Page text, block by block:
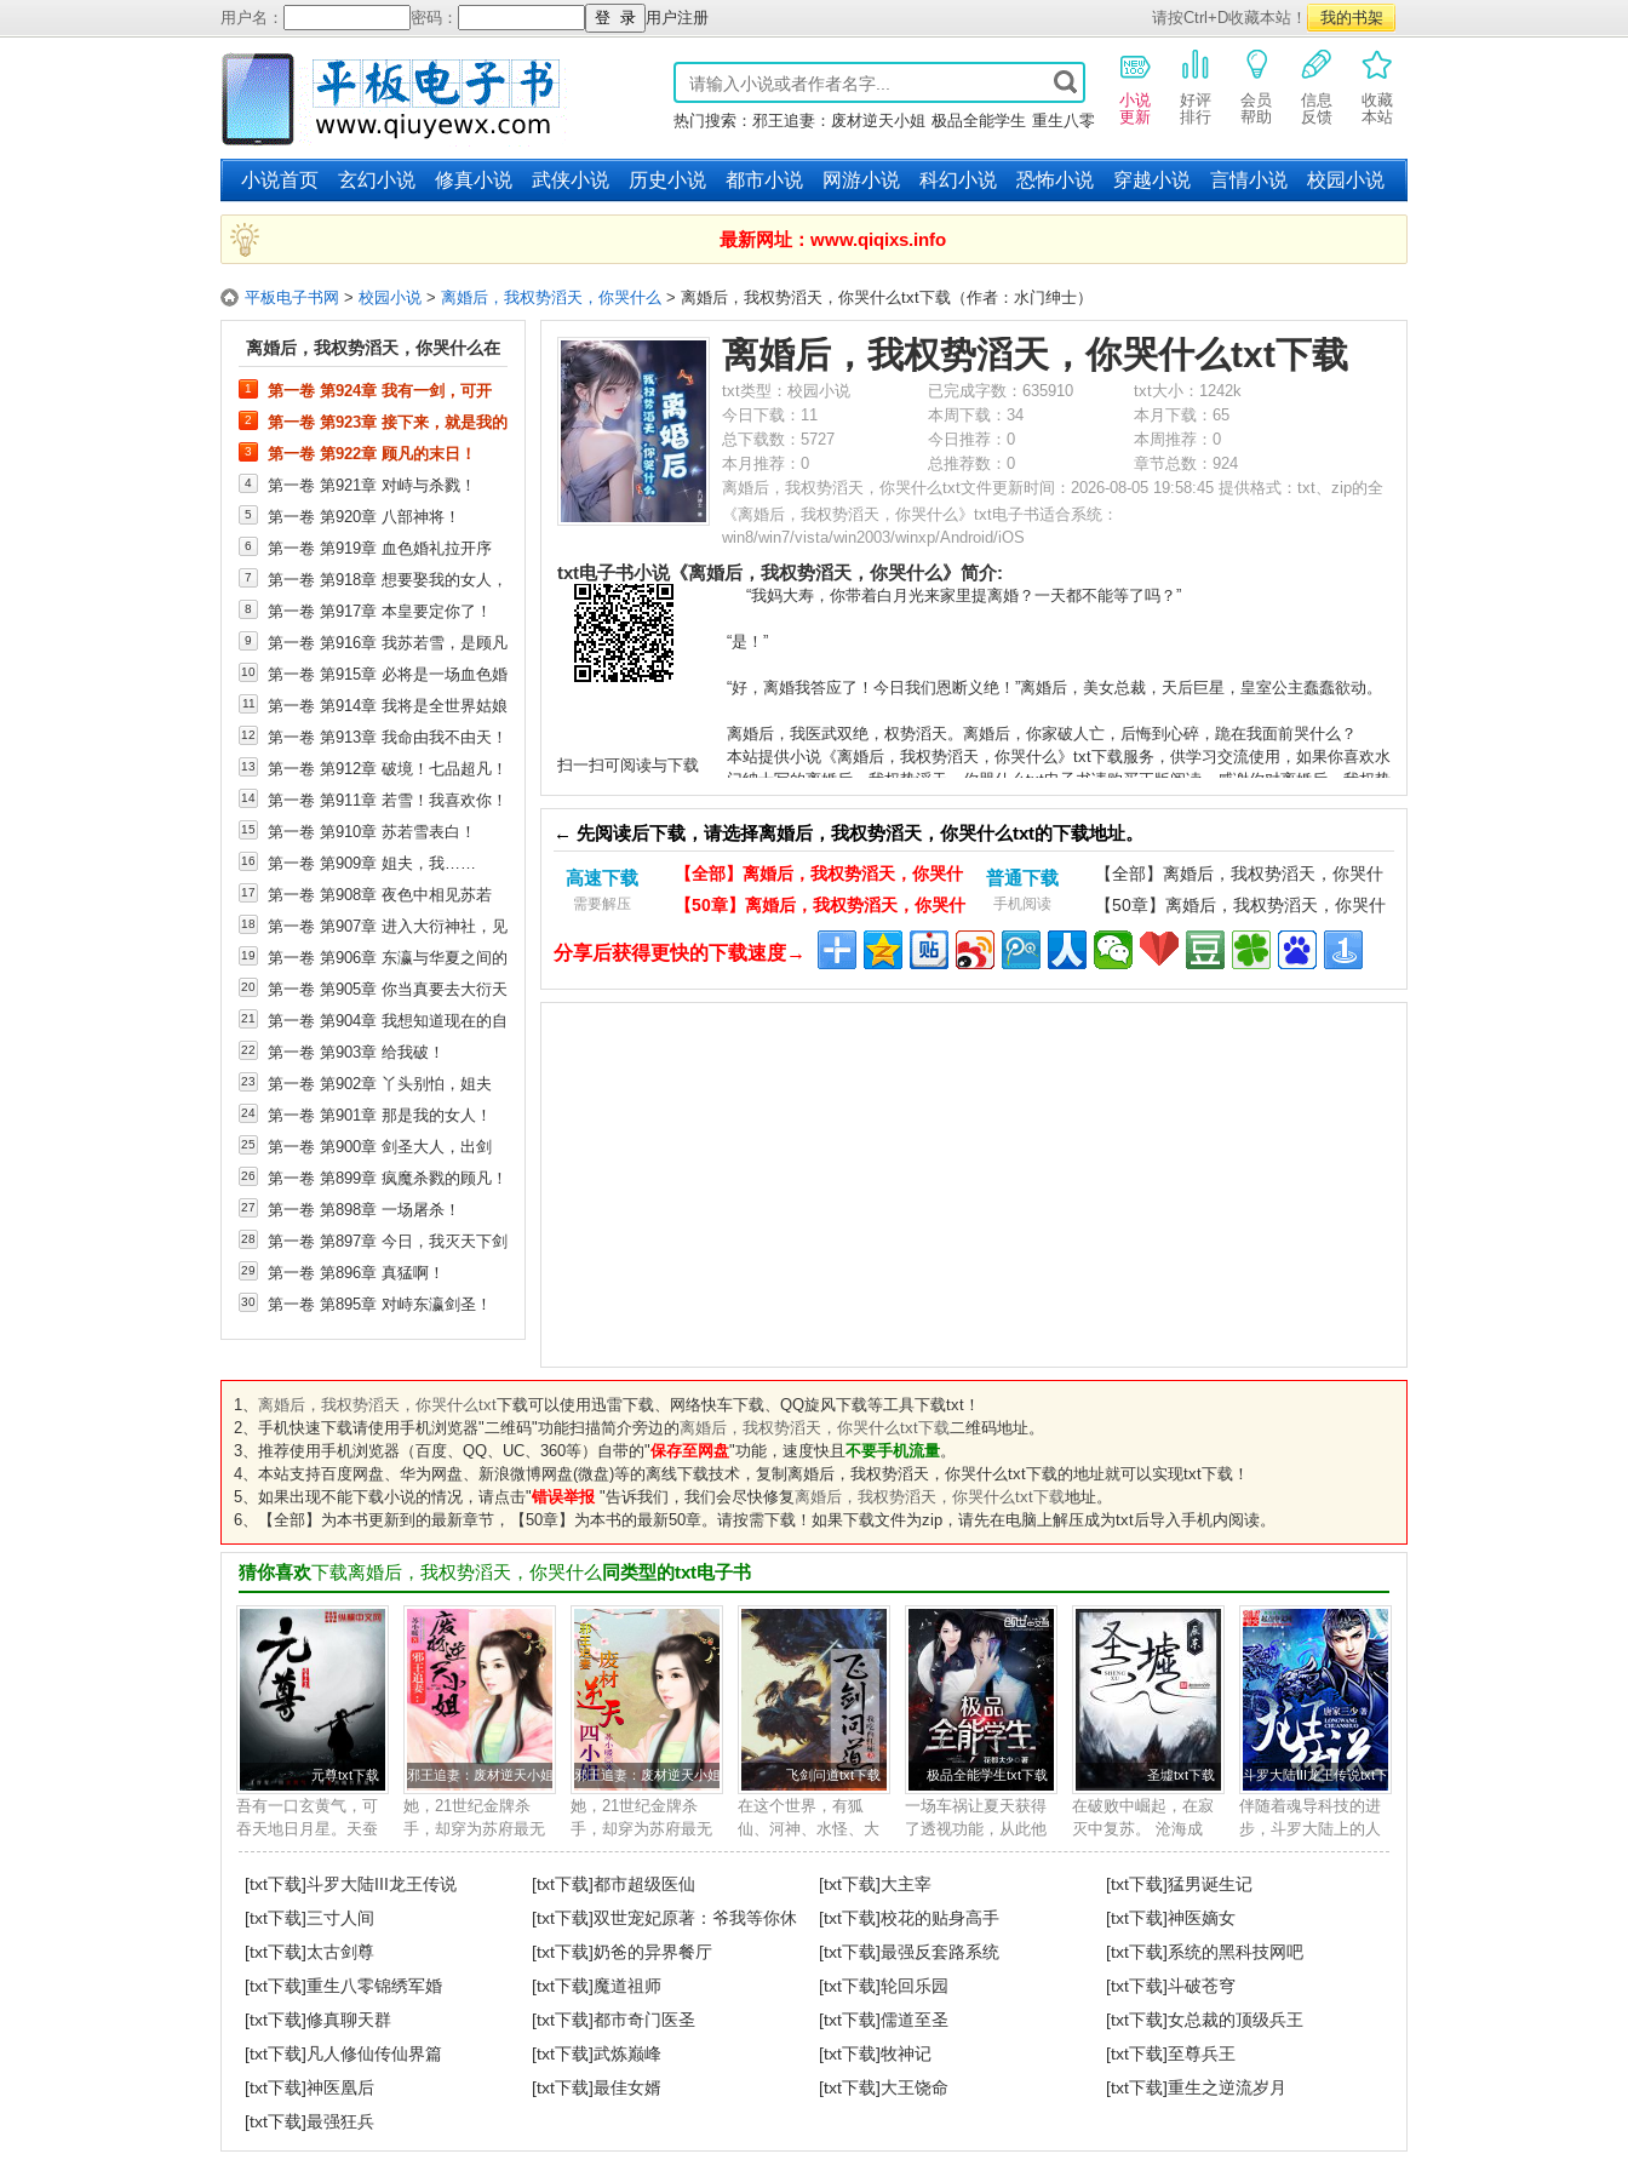
用户名： 密码： 用户注册 请按Ctrl+D收藏本站！ 我的书架
热门搜索： 邪王追妻：废材逆天小姐 极品全能学生 重生八零
锦绣军婚 万族之劫 斗破苍穹
小说
更新
好评
排行
会员
帮助
信息
反馈
收藏
本站
小说首页 玄幻小说 修真小说 武侠小说 历史小说 都市小说 网游小说 科幻小说 恐怖小说 穿越小说 言情小说 校园小说
最新网址：www.qiqixs.info
平板电子书网 > 校园小说 > 离婚后，我权势滔天，你哭什么 > 离婚后，我权势滔天，你哭什么txt下载（作者：水门绅士）
离婚后，我权势滔天，你哭什么在
线阅读
第一卷 第924章 我有一剑，可开
天！
1
第一卷 第923章 接下来，就是我的
杀戮时间！
2
第一卷 第922章 顾凡的末日！
3
第一卷 第921章 对峙与杀戮！
4
第一卷 第920章 八部神将！
5
第一卷 第919章 血色婚礼拉开序
幕！
6
第一卷 第918章 想要娶我的女人，
我顾凡，同意了吗！
7
第一卷 第917章 本皇要定你了！
8
第一卷 第916章 我苏若雪，是顾凡
的女人！
9
第一卷 第915章 必将是一场血色婚
礼！
10
第一卷 第914章 我将是全世界姑娘
都羡慕的女人！
11
第一卷 第913章 我命由我不由天！
12
第一卷 第912章 破境！七品超凡！
13
第一卷 第911章 若雪！我喜欢你！
14
第一卷 第910章 苏若雪表白！
15
第一卷 第909章 姐夫，我……
16
第一卷 第908章 夜色中相见苏若
雪！
17
第一卷 第907章 进入大衍神社，见
苏若雪！
18
第一卷 第906章 东瀛与华夏之间的
传送法阵！
19
第一卷 第905章 你当真要去大衍天
皇的大婚现场！
20
第一卷 第904章 我想知道现在的自
己有多强！
21
第一卷 第903章 给我破！
22
第一卷 第902章 丫头别怕，姐夫
在！
23
第一卷 第901章 那是我的女人！
24
第一卷 第900章 剑圣大人，出剑
吧！
25
第一卷 第899章 疯魔杀戮的顾凡！
26
第一卷 第898章 一场屠杀！
27
第一卷 第897章 今日，我灭天下剑
门！
28
第一卷 第896章 真猛啊！
29
第一卷 第895章 对峙东瀛剑圣！
30
离婚后，我权势滔天，你哭什么txt下载
txt类型：校园小说 已完成字数：635910
txt大小：1242k
今日下载：11
本周下载：34
本月下载：65
总下载数：5727
今日推荐：0
本周推荐：0
本月推荐：0
总推荐数：0
章节总数：924
离婚后，我权势滔天，你哭什么txt文件更新时间：2026-08-05 19:58:45 提供格式：txt、zip的全
部章节及最新50章下载
《离婚后，我权势滔天，你哭什么》txt电子书适合系统：
win8/win7/vista/win2003/winxp/Android/iOS
txt电子书小说《离婚后，我权势滔天，你哭什么》简介:
扫一扫可阅读与下载
“我妈大寿，你带着白月光来家里提离婚？一天都不能等了吗？”
“是！”
“好，离婚我答应了！今日我们恩断义绝！”离婚后，美女总裁，天后巨星，皇室公主蠢蠢欲动。
离婚后，我医武双绝，权势滔天。离婚后，你家破人亡，后悔到心碎，跪在我面前哭什么？
本站提供小说《离婚后，我权势滔天，你哭什么》txt下载服务，供学习交流使用，如果你喜欢水
门绅士写的离婚后，我权势滔天，你哭什么txt电子书请购买正版阅读，感谢你对离婚后，我权势
← 先阅读后下载，请选择离婚后，我权势滔天，你哭什么txt的下载地址。
高速下载
需要解压
【全部】离婚后，我权势滔天，你哭什
么txt下载（电脑）
【50章】离婚后，我权势滔天，你哭什
普通下载
手机阅读
【全部】离婚后，我权势滔天，你哭什
么txt下载（手机）
【50章】离婚后，我权势滔天，你哭什
么txt下载（手机）
分享后获得更快的下载速度→
1、 离婚后，我权势滔天，你哭什么txt下载可以使用迅雷下载、网络快车下载、QQ旋风下载等工具下载txt！
2、手机快速下载请使用手机浏览器"二维码"功能扫描简介旁边的离婚后，我权势滔天，你哭什么txt下载二维码地址。
3、推荐使用手机浏览器（百度、QQ、UC、360等）自带的"保存至网盘"功能，速度快且 不要手机流量。
4、本站支持百度网盘、华为网盘、新浪微博网盘(微盘)等的离线下载技术，复制 离婚后，我权势滔天，你哭什么txt下载的地址就可以实现txt下载！
5、如果出现不能下载小说的情况，请点击"错误举报 "告诉我们，我们会尽快修复离婚后，我权势滔天，你哭什么txt下载地址。
6、【全部】为本书更新到的最新章节，【50章】为本书的最新50章。请按需下载！如果下载文件为zip，请先在电脑上解压成为txt后导入手机内阅读。
猜你喜欢下载离婚后，我权势滔天，你哭什么 同类型的txt电子书
元尊txt下载
吾有一口玄黄气，可
吞天地日月星。天蚕
土豆最新鼎力大作，
2017年度必看玄幻小
说。...
邪王追妻：废材逆天小姐txt下载
她，21世纪金牌杀
手，却穿为苏府最无
用的废柴四小姐身
上。他，帝国晋王殿
下，冷酷邪魅强势霸
道，天赋卓绝。世人
皆知她是草包废材，
独...
邪王追妻：废材逆天小姐txt下载
她，21世纪金牌杀
手，却穿为苏府最无
用的废柴四小姐身
上。他，帝国晋王殿
下，冷酷邪魅强势霸
道，武道天赋更是无
与伦比。世人皆知她
是草包废柴女，人
人...
飞剑问道txt下载
在这个世界，有狐
仙、河神、水怪、大
妖，也有求长生的修
行者。 修行者们， 开
法眼，可看妖魔鬼
怪。 炼一口飞剑，可
千里杀敌。 ...
极品全能学生txt下载
一场车祸让夏天获得
了透视功能，从此他
踏上了一条与众不同
的道路。 打篮球？一
个挑五个。 围棋国
手？让你三颗子。 鉴
宝，我...
圣墟txt下载
在破败中崛起，在寂
灭中复苏。 沧海成
尘，雷电枯竭，那一
缕幽雾又一次临近大
地，世间的枷锁被打
开了，一个全新的世
界就此揭开神秘的一
角…… ...
斗罗大陆III龙王传说txt下载
伴随着魂导科技的进
步，斗罗大陆上的人
类征服了海洋，又发
现了两片大陆。魂兽
也随着人类魂师的猎
睡无数年的魂兽之王
[txt下载]斗罗大陆III龙王传说 [txt下载]都市超级医仙 [txt下载]大主宰 [txt下载]猛男诞生记
[txt下载]三寸人间 [txt下载]双世宠妃原著：爷我等你休
妻
[txt下载]校花的贴身高手 [txt下载]神医嫡女
[txt下载]太古剑尊 [txt下载]奶爸的异界餐厅 [txt下载]最强反套路系统 [txt下载]系统的黑科技网吧
[txt下载]重生八零锦绣军婚 [txt下载]魔道祖师 [txt下载]轮回乐园 [txt下载]斗破苍穹
[txt下载]修真聊天群 [txt下载]都市奇门医圣 [txt下载]儒道至圣 [txt下载]女总裁的顶级兵王
[txt下载] 凡人修仙传仙界篇 [txt下载]武炼巅峰 [txt下载]牧神记 [txt下载]至尊兵王
[txt下载]神医凰后 [txt下载]最佳女婿 [txt下载]大王饶命 [txt下载]重生之逆流岁月
[txt下载]最强狂兵